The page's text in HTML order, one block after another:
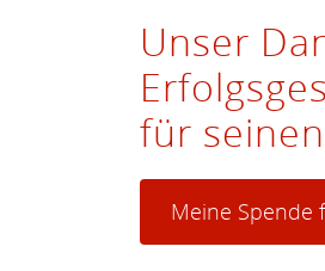
Unser
für
Meine Spende